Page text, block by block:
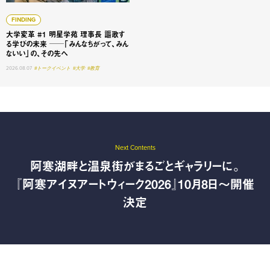
FINDING
大学変革 #1 明星学苑 理事長 謳歌す
る学びの未来 ──「みんなちがって、みん
ないい」の、その先へ
2026.08.07 #トークイベント #大学 #教育
Next Contents
阿寒湖畔と温泉街がまるごとギャラリーに。
『阿寒アイヌアートウィーク2026』10月8日〜開催
決定